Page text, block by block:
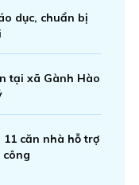
dục, chuẩn bị
tại xã Gành Hào
căn nhà hỗ trợ